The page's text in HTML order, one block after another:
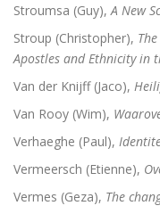
Stroumsa (Guy),A New
Stroup (Christopher),
Apostles and Ethnicity in
Van der Knijff (Jaco),
Van Rooy (Wim),
Verhaeghe (Paul),
Vermeersch (Etienne),
Vermes (Geza), The